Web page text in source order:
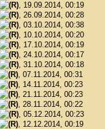
, 19.09.2014, 00:19
, 26.09.2014, 00:28
, 03.10.2014, 00:38
, 10.10.2014, 00:20
, 17.10.2014, 00:19
, 24.10.2014, 00:17
, 31.10.2014, 00:18
, 07.11.2014, 00:31
, 14.11.2014, 00:23
, 21.11.2014, 00:23
, 28.11.2014, 00:22
, 05.12.2014, 00:23
, 12.12.2014, 00:19